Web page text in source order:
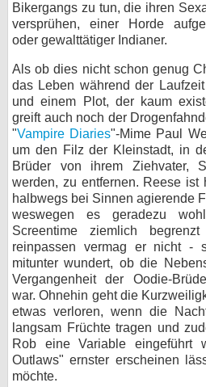
Bikergangs zu tun, die ihren
versprühen, einer Horde
oder gewalttätiger Indianer.
Als ob dies nicht schon genug
das Leben während der
und einem Plot, der kaum
greift auch noch der
"Vampire Diaries"-Mime Paul
um den Filz der Kleinstadt, in
Brüder von ihrem Ziehvater,
werden, zu entfernen. Reese
halbwegs bei Sinnen agierende
weswegen es geradezu
Screentime ziemlich
reinpassen vermag er nicht -
mitunter wundert, ob die
Vergangenheit der Oodie-
war. Ohnehin geht die
etwas verloren, wenn die
langsam Früchte tragen und
Rob eine Variable eingeführt
Outlaws" ernster erscheinen
möchte.